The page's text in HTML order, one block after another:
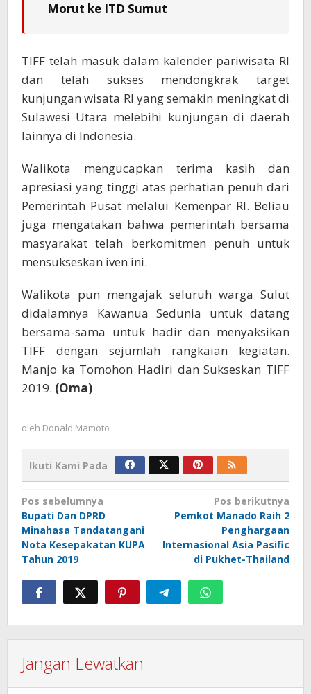
Morut ke ITD Sumut
TIFF telah masuk dalam kalender pariwisata RI
dan telah sukses mendongkrak target
kunjungan wisata RI yang semakin meningkat di
Sulawesi Utara melebihi kunjungan di daerah
lainnya di Indonesia.
Walikota mengucapkan terima kasih dan
apresiasi yang tinggi atas perhatian penuh dari
Pemerintah Pusat melalui Kemenpar RI. Beliau
juga mengatakan bahwa pemerintah bersama
masyarakat telah berkomitmen penuh untuk
mensukseskan iven ini.
Walikota pun mengajak seluruh warga Sulut
didalamnya Kawanua Sedunia untuk datang
bersama-sama untuk hadir dan menyaksikan
TIFF dengan sejumlah rangkaian kegiatan.
Manjo ka Tomohon Hadiri dan Sukseskan TIFF
2019. (Oma)
oleh Donald Mamoto
Ikuti Kami Pada
Navigasi
pos
Pos sebelumnya
Bupati Dan DPRD
Minahasa Tandatangani
Nota Kesepakatan KUPA
Tahun 2019
Pos berikutnya
Pemkot Manado Raih 2
Penghargaan
Internasional Asia Pasific
di Pukhet-Thailand
Jangan Lewatkan